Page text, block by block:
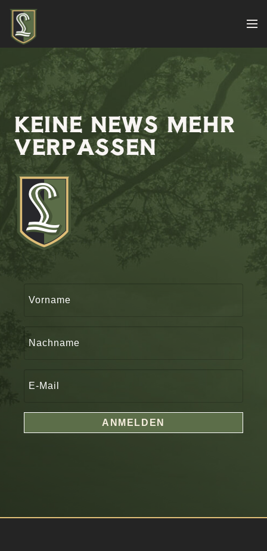
KEINE NEWS MEHR
VERPASSEN
ANMELDEN